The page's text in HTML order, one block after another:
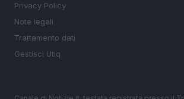
Privacy Policy
Note legali
Trattamento dati
Gestisci Utiq